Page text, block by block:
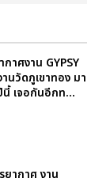
าศงาน GYPSY
นวัดภูเขาทอง มา
เจอกันอีกท...
ากาศ งาน